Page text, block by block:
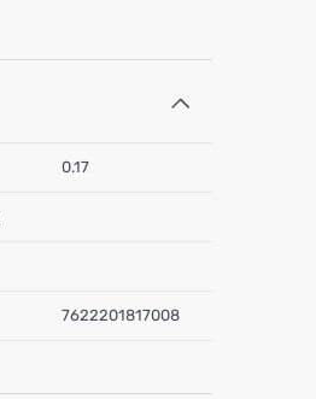
0.17
7622201817008